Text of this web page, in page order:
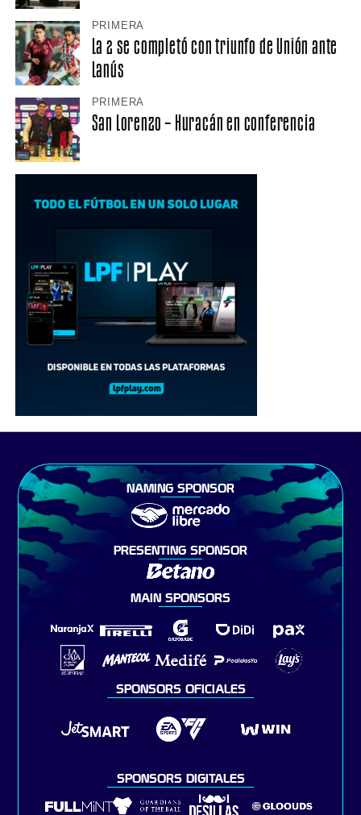
PRIMERA
La 2 se completó con triunfo de Unión ante
Lanús
PRIMERA
San Lorenzo – Huracán en conferencia
NAMING SPONSOR
PRESENTING SPONSOR
MAIN SPONSORS
SPONSORS OFICIALES
SPONSORS DIGITALES